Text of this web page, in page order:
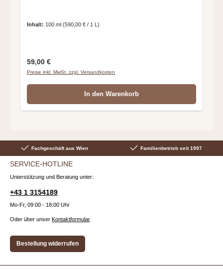
Inhalt: 100 ml (590,00 € / 1 L)
Regulärer Preis:
59,00 €
Preise inkl. MwSt. zzgl. Versandkosten
In den Warenkorb
Fachgeschäft aus Wien Familienbetrieb seit 1997
SERVICE-HOTLINE
Unterstützung und Beratung unter:
+43 1 3154189
Mo-Fr, 09:00 - 18:00 Uhr
Oder über unser Kontaktformular.
Bestellung widerrufen